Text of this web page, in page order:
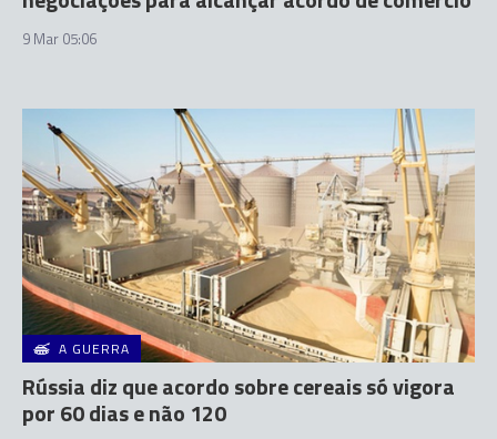
9 Mar 05:06
A GUERRA
Rússia diz que acordo sobre cereais só vigora
por 60 dias e não 120